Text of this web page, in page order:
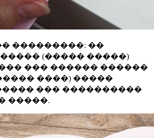
���������: ��
(����� �����)
��� ������ ������
����) �����
��� ����������
�����.